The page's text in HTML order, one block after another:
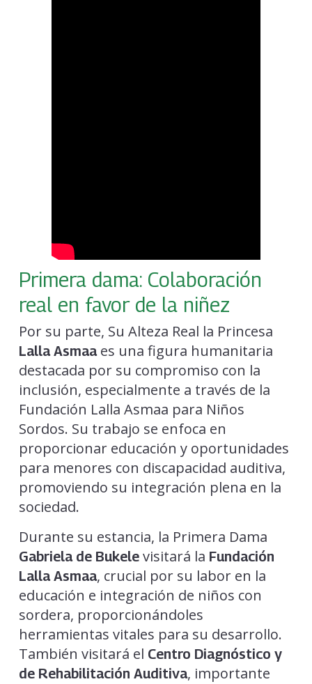
Primera dama: Colaboración
real en favor de la niñez
Por su parte, Su Alteza Real la Princesa
Lalla Asmaaes una figura humanitaria
destacada por su compromiso con la
inclusión, especialmente a través de la
Fundación Lalla Asmaa para Niños
Sordos. Su trabajo se enfoca en
proporcionar educación y oportunidades
para menores con discapacidad auditiva,
promoviendo su integración plena en la
sociedad.
Durante su estancia, la Primera Dama
Gabriela de Bukelevisitará la Fundación
Lalla Asmaa, crucial por su labor en la
educación e integración de niños con
sordera, proporcionándoles
herramientas vitales para su desarrollo.
También visitará el Centro Diagnóstico y
de Rehabilitación Auditiva, importante